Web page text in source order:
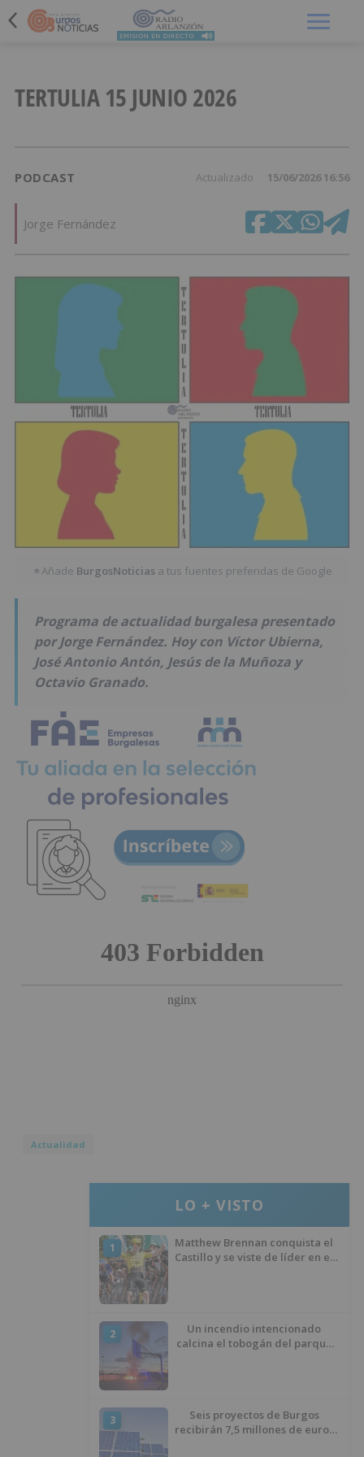
TERTULIA 15 JUNIO 2026
PODCAST Actualizado 15/06/2026 16:56
Jorge Fernández
★Añade BurgosNoticias a tus fuentes preferidas de Google
Programa de actualidad burgalesa presentado
por Jorge Fernández. Hoy con Víctor Ubierna,
José Antonio Antón, Jesús de la Muñoza y
Octavio Granado.
Actualidad
LO + VISTO
1
Matthew Brennan conquista el
Castillo y se viste de líder en el
2
Un incendio intencionado
calcina el tobogán del parque
3
Seis proyectos de Burgos
recibirán 7,5 millones de euros